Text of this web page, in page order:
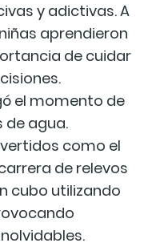
y adictivas. A
aprendieron
de cuidar
el momento de
agua.
como el
de relevos
cubo utilizando